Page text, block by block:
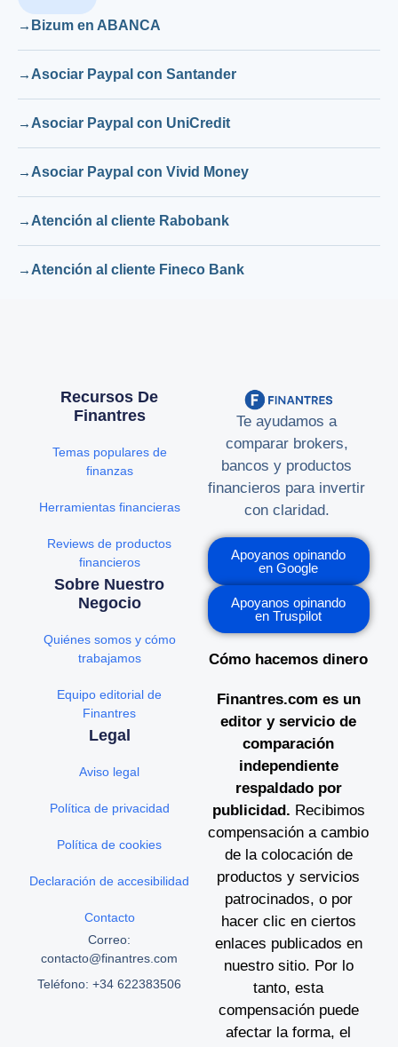
Bizum en ABANCA
Asociar Paypal con Santander
Asociar Paypal con UniCredit
Asociar Paypal con Vivid Money
Atención al cliente Rabobank
Atención al cliente Fineco Bank
Te ayudamos a
comparar brokers,
bancos y productos
financieros para invertir
con claridad.
Apoyanos opinando
en Google
Apoyanos opinando
en Truspilot
Cómo hacemos dinero
Finantres.com es un
editor y servicio de
comparación
independiente
respaldado por
publicidad. Recibimos
compensación a cambio
de la colocación de
productos y servicios
patrocinados, o por
hacer clic en ciertos
enlaces publicados en
nuestro sitio. Por lo
tanto, esta
compensación puede
afectar la forma, el
Recursos De
Finantres
Temas populares de
finanzas
Herramientas financieras
Reviews de productos
financieros
Sobre Nuestro
Negocio
Quiénes somos y cómo
trabajamos
Equipo editorial de
Finantres
Legal
Aviso legal
Política de privacidad
Política de cookies
Declaración de accesibilidad
Contacto
Correo:
contacto@finantres.com
Teléfono: +34 622383506